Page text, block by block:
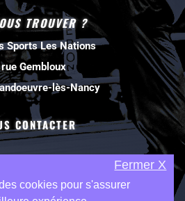
TROUVER ?
Sports Les Nations
Gembloux
lès-Nancy
CONTACTER
cookies pour s'assurer
Fermer X